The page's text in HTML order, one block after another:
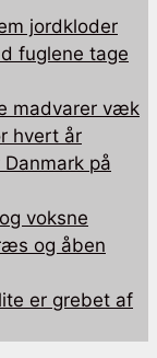
jordkloder
fuglene tage
madvarer væk
hvert år
på
voksne
og åben
er grebet af